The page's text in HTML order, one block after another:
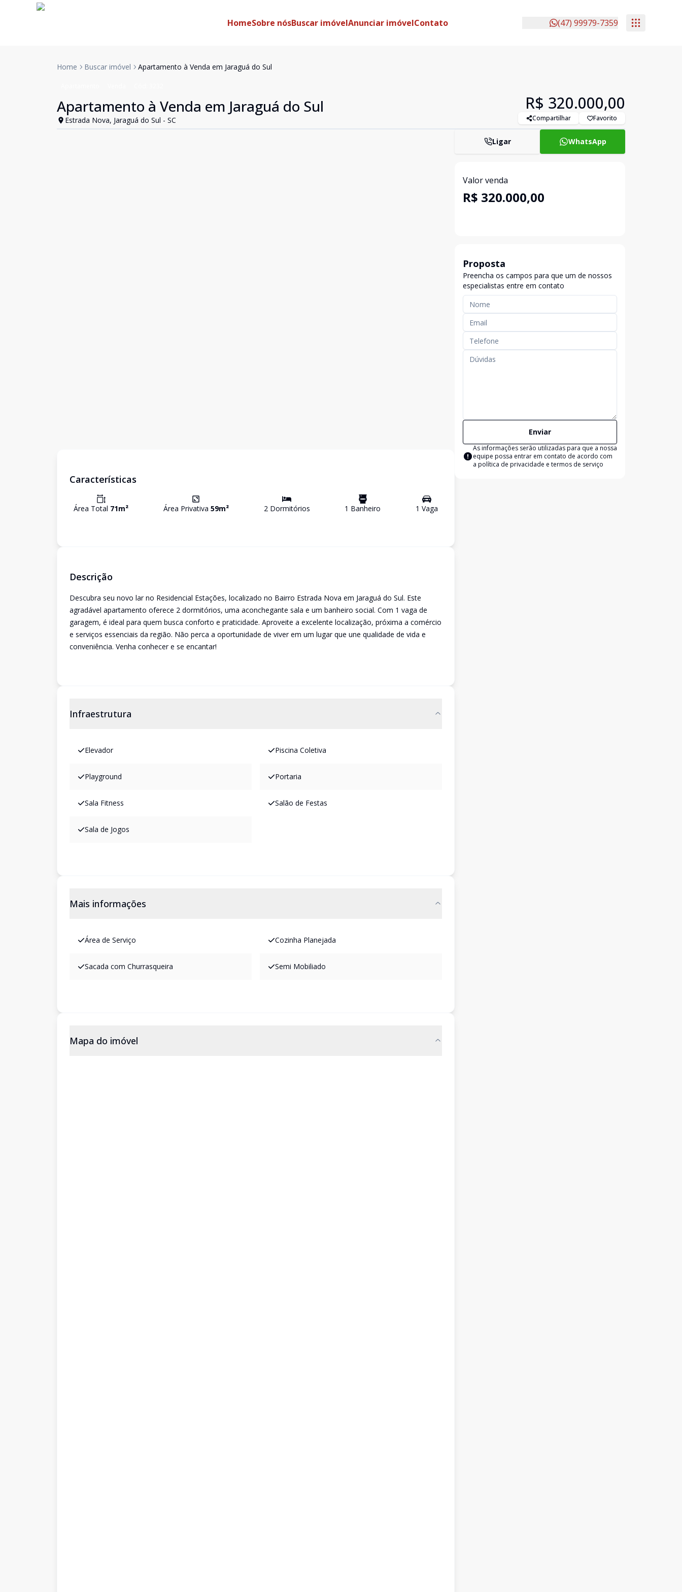
HomeSobre nósBuscar imóvelAnunciar imóvelContato (47) 99979-7359
Home Buscar imóvel Apartamento à Venda em Jaraguá do Sul
Apartamento à Venda em Jaraguá do Sul
Estrada Nova, Jaraguá do Sul - SC
R$ 320.000,00
Compartilhar Favorito
Características
Área Total 71m² Área Privativa 59m² 2Dormitórios 1 Banheiro 1 Vaga
Descrição
Descubra seu novo lar no Residencial Estações, localizado no Bairro Estrada Nova em Jaraguá do Sul. Este
agradável apartamento oferece 2 dormitórios, uma aconchegante sala e um banheiro social. Com 1 vaga de
garagem, é ideal para quem busca conforto e praticidade. Aproveite a excelente localização, próxima a comércio
e serviços essenciais da região. Não perca a oportunidade de viver em um lugar que une qualidade de vida e
conveniência. Venha conhecer e se encantar!
Infraestrutura
Elevador Piscina Coletiva
Playground Portaria
Sala Fitness Salão de Festas
Sala de Jogos
Mais informações
Área de Serviço Cozinha Planejada
Sacada com Churrasqueira Semi Mobiliado
Mapa do imóvel
Ligar WhatsApp
Valor venda
R$ 320.000,00
Proposta
Preencha os campos para que um de nossos
especialistas entre em contato
Enviar
As informações serão utilizadas para que a nossa
equipe possa entrar em contato de acordo com
a política de privacidade e termos de serviço